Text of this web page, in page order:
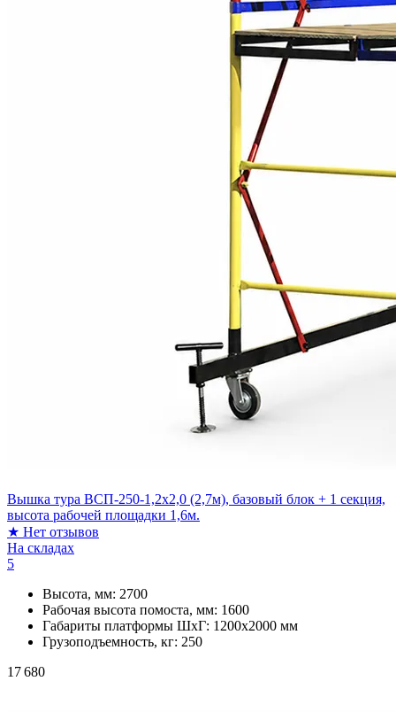
Вышка тура ВСП-250-1,2х2,0 (2,7м), базовый блок + 1 секция,
высота рабочей площадки 1,6м.
★ Нет отзывов
На складах
5
Высота, мм: 2700
Рабочая высота помоста, мм: 1600
Габариты платформы ШxГ: 1200х2000 мм
Грузоподъемность, кг: 250
17 680